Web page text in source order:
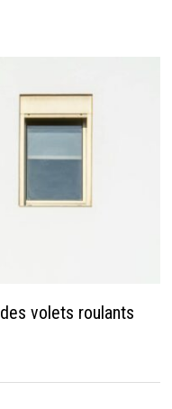
volets roulants